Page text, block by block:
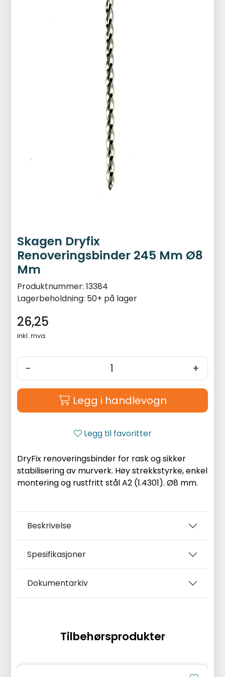
Skagen Dryfix
Renoveringsbinder 245 Mm Ø8
Mm
Produktnummer: 13384
Lagerbeholdning: 50+ på lager
26,25
inkl. mva.
- +
Legg i handlevogn
Legg til favoritter
DryFix renoveringsbinder for rask og sikker
stabilisering av murverk. Høy strekkstyrke, enkel
montering og rustfritt stål A2 (1.4301). Ø8 mm.
Beskrivelse
Spesifikasjoner
Dokumentarkiv
Tilbehørsprodukter